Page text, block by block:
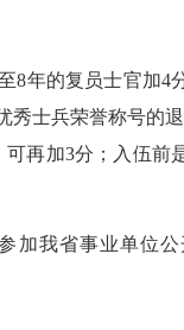
8年的复员士官加4
士兵荣誉称号的
再加3分；入伍前
加我省事业单位